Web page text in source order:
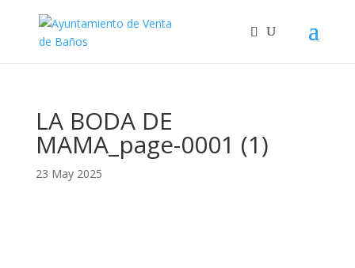
LA BODA DE
MAMA_page-0001 (1)
23 May 2025